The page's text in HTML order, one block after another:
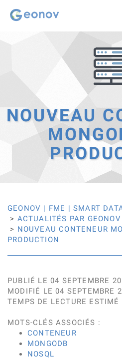
la
page
NOUVEAU
GEONOV | FME | SMART
ACTUALITÉS PAR GEONOV
NOUVEAU CONTENEUR
PRODUCTION
PUBLIÉ LE 04 SEPTEMBRE
MODIFIÉ LE 04 SEPTEMBRE
TEMPS DE LECTURE
MOTS-CLÉS ASSOCIÉS :
CONTENEUR
MONGODB
NOSQL